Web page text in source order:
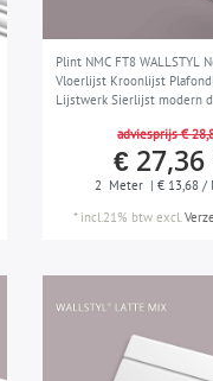
Plint NMC FT8 WALLSTYL
Vloerlijst Kroonlijst
Lijstwerk Sierlijst modern
adviesprijs €
€
2 Meter | € 13,68 /
* incl.21% btwexcl.